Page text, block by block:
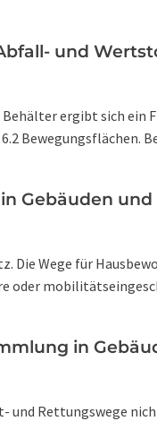
und
ergibt sich
Bewegungsflächen.
Gebäuden
Die Wege für
oder
in
und Rettungswege